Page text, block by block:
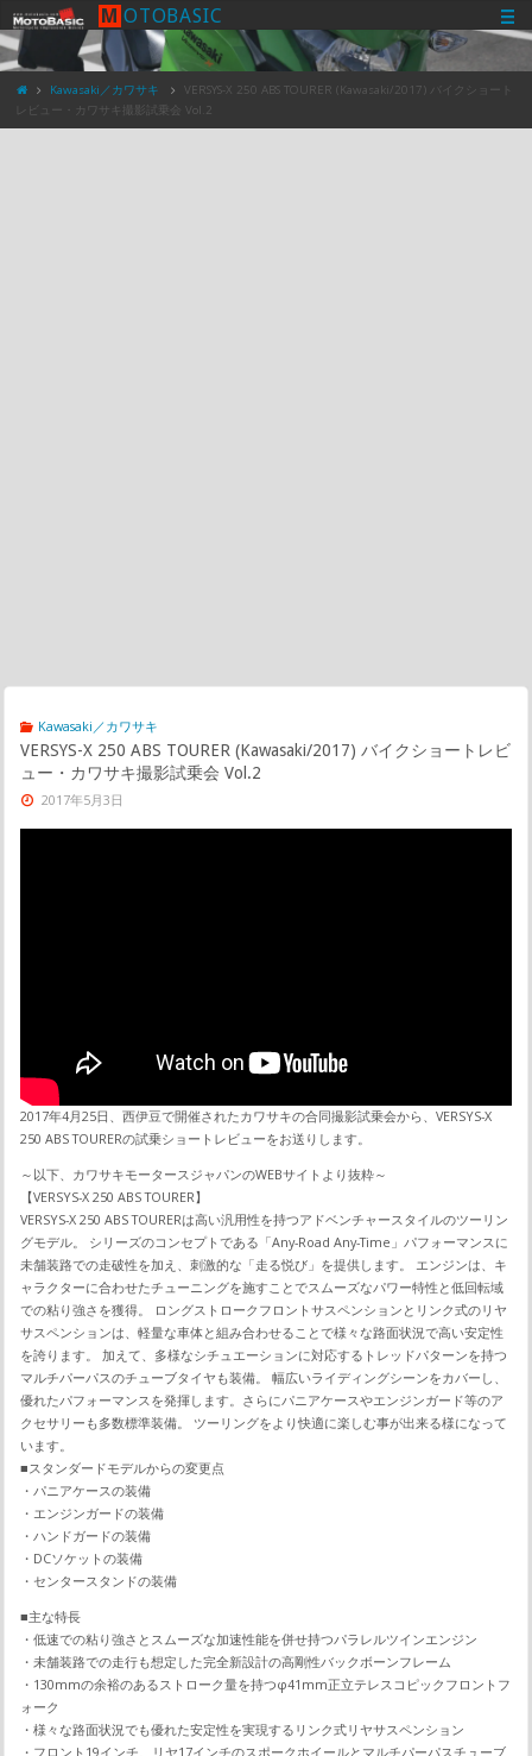
M OTOBASIC
Kawasaki／カワサキ
VERSYS-X 250 ABS TOURER (Kawasaki/2017) バイクショート
レビュー・カワサキ撮影試乗会 Vol.2
Kawasaki／カワサキ
VERSYS-X 250 ABS TOURER (Kawasaki/2017) バイクショートレビ
ュー・カワサキ撮影試乗会 Vol.2
2017年5月3日
2017年4月25日、西伊豆で開催されたカワサキの合同撮影試乗会から、VERSYS-X
250 ABS TOURERの試乗ショートレビューをお送りします。
～以下、カワサキモータースジャパンのWEBサイトより抜粋～
【VERSYS-X 250 ABS TOURER】
VERSYS-X 250 ABS TOURERは高い汎用性を持つアドベンチャースタイルのツーリン
グモデル。 シリーズのコンセプトである「Any-Road Any-Time」パフォーマンスに
未舗装路での走破性を加え、刺激的な「走る悦び」を提供します。 エンジンは、キ
ャラクターに合わせたチューニングを施すことでスムーズなパワー特性と低回転域
での粘り強さを獲得。 ロングストロークフロントサスペンションとリンク式のリヤ
サスペンションは、軽量な車体と組み合わせることで様々な路面状況で高い安定性
を誇ります。 加えて、多様なシチュエーションに対応するトレッドパターンを持つ
マルチパーパスのチューブタイヤも装備。 幅広いライディングシーンをカバーし、
優れたパフォーマンスを発揮します。さらにパニアケースやエンジンガード等のア
クセサリーも多数標準装備。 ツーリングをより快適に楽しむ事が出来る様になって
います。
■スタンダードモデルからの変更点
・パニアケースの装備
・エンジンガードの装備
・ハンドガードの装備
・DCソケットの装備
・センタースタンドの装備
■主な特長
・低速での粘り強さとスムーズな加速性能を併せ持つパラレルツインエンジン
・未舗装路での走行も想定した完全新設計の高剛性バックボーンフレーム
・130mmの余裕のあるストローク量を持つφ41mm正立テレスコピックフロントフ
ォーク
・様々な路面状況でも優れた安定性を実現するリンク式リヤサスペンション
・フロント19インチ、リヤ17インチのスポークホイールとマルチパーパスチューブ